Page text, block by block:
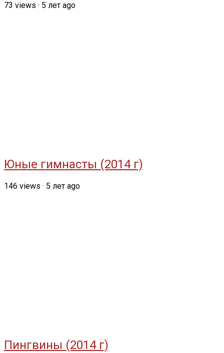
73 views · 5 лет ago
Юные гимнасты (2014 г)
146 views · 5 лет ago
Пингвины (2014 г)